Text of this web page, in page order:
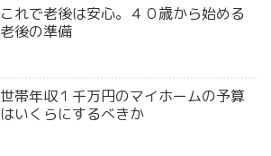
これで老後は安心。４０歳から始める
老後の準備
世帯年収１千万円のマイホームの予算
はいくらにするべきか